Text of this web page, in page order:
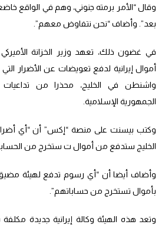
وقال “الأمر برمته جنوني، وهم في الواقع
بعد”. وأضاف “نحن نتفاوض معهم”.
في غضون ذلك، تعهد وزير الخزانة
أموال إيرانية لدفع تعويضات عن الأضرار
واشنطن في الخليج، محذرا من تداعيات
الجمهورية الإسلامية.
وكتب بيسنت على منصة “إكس” أن “أي أضرار
الخليج ستدفع من أموال ت ستخرج من الحسابات
وأضاف أيضا أن “أي رسوم تدفع لهيئة
بأموال تستخرج من حساباتهم”.
وتعد هذه الهيئة وكالة إيرانية جديدة